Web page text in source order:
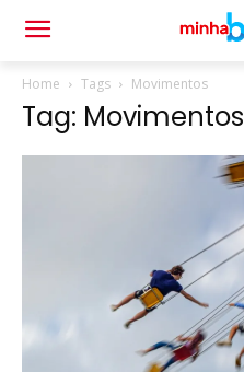
Home Tags Movimentos
Tag: Movimentos